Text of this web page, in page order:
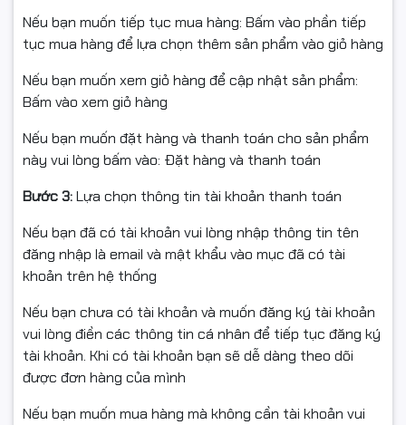
HP Neverstop Laser 1000n
HP Neverstop Laser 1000w
(Nếu khách không chắc máy có dùng được, có thể ghi
thêm trên shop: “Vui lòng chat gửi model máy để shop
kiểm tra giúp đúng cụm trống”).
🛠 Khi nào nên thay cụm trống 104A?
Bạn nên thay cụm trống mới khi:
Bản in xạm nền, mờ, nhòe, mất nét dù đã đổ mực
chuẩn.
Đã vệ sinh/đổ mực nhưng chất lượng bản in vẫn không
cải thiện.
Máy báo lỗi drum/cụm trống hoặc báo cần thay cụm
trống 104A.
Nếu bạn muốn tiếp tục mua hàng: Bấm vào phần tiếp
tục mua hàng để lựa chọn thêm sản phẩm vào giỏ hàng
Nếu bạn muốn xem giỏ hàng để cập nhật sản phẩm:
Bấm vào xem giỏ hàng
Nếu bạn muốn đặt hàng và thanh toán cho sản phẩm
này vui lòng bấm vào: Đặt hàng và thanh toán
Bước 3:Lựa chọn thông tin tài khoản thanh toán
Nếu bạn đã có tài khoản vui lòng nhập thông tin tên
đăng nhập là email và mật khẩu vào mục đã có tài
khoản trên hệ thống
Nếu bạn chưa có tài khoản và muốn đăng ký tài khoản
vui lòng điền các thông tin cá nhân để tiếp tục đăng ký
tài khoản. Khi có tài khoản bạn sẽ dễ dàng theo dõi
được đơn hàng của mình
Nếu bạn muốn mua hàng mà không cần tài khoản vui